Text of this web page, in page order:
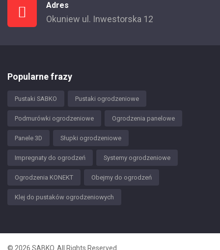
Adres
Okuniew ul. Inwestorska 12
Popularne frazy
Pustaki SABKO Pustaki ogrodzeniowe
Podmurówki ogrodzeniowe Ogrodzenia panelowe
Panele 3D Słupki ogrodzeniowe
Impregnaty do ogrodzeń Systemy ogrodzeniowe
Ogrodzenia KONEKT Obejmy do ogrodzeń
Klej do pustaków ogrodzeniowych
© 2026 SABKO. All Rights Reserved.